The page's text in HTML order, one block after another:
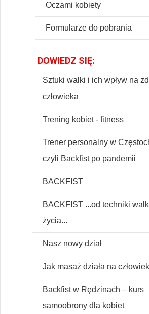
Oczami kobiety
Formularze do pobrania
DOWIEDZ SIĘ:
Sztuki walki i ich wpływ na
człowieka
Trening kobiet - fitness
Trener personalny w
czyli Backfist po pandemii
BACKFIST
BACKFIST ...od techniki
życia...
Nasz nowy dział
Jak masaż działa na
Backfist w Rędzinach – kurs
samoobrony dla kobiet